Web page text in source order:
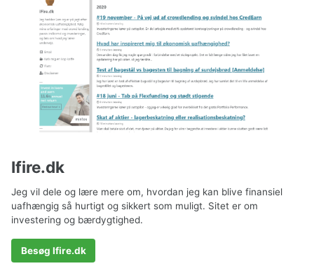
Ifire.dk
Jeg vil dele og lære mere om, hvordan jeg kan blive finansiel
uafhængig så hurtigt og sikkert som muligt. Sitet er om
investering og bærdygtighed.
Besøg Ifire.dk